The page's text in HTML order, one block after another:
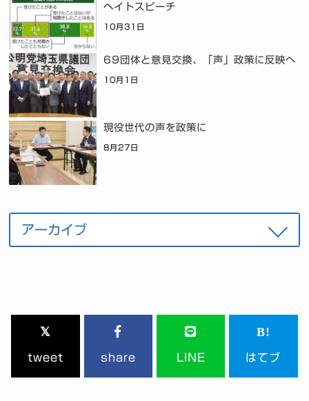
ヘイトスピーチ
10月31日
69団体と意見交換、「声」政策に反映へ
10月1日
現役世代の声を政策に
8月27日
tweet share LINE はてブ